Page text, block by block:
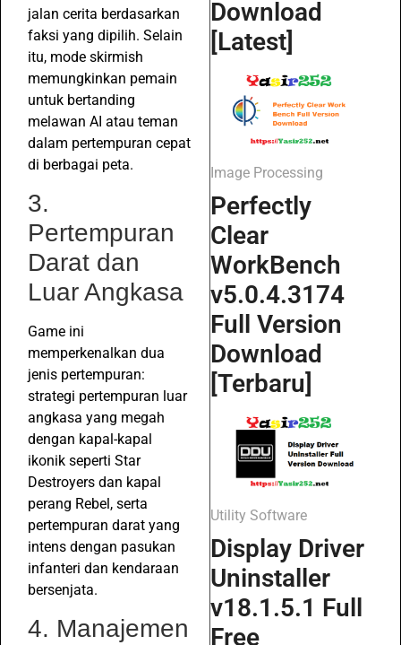
jalan cerita berdasarkan
faksi yang dipilih. Selain
itu, mode skirmish
memungkinkan pemain
untuk bertanding
melawan AI atau teman
dalam pertempuran cepat
di berbagai peta.
3.
Pertempuran
Darat dan
Luar Angkasa
Game ini
memperkenalkan dua
jenis pertempuran:
strategi pertempuran luar
angkasa yang megah
dengan kapal-kapal
ikonik seperti Star
Destroyers dan kapal
perang Rebel, serta
pertempuran darat yang
intens dengan pasukan
infanteri dan kendaraan
bersenjata.
4. Manajemen
Download
[Latest]
Image Processing
Perfectly
Clear
WorkBench
v5.0.4.3174
Full Version
Download
[Terbaru]
Utility Software
Display Driver
Uninstaller
v18.1.5.1 Full
Free